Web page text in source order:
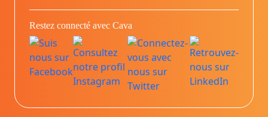
Restez connecté avec Cava